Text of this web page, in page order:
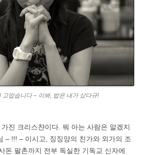
고맙습니다 – 이봐, 밥은 내가 샀다규!
진 크리스챤이다. 뭐 아는 사람은 알겠지
– !!! – 이시고, 징징양의 친가와 외가의 조
돈 팔촌까지 전부 독실한 기독교 신자에